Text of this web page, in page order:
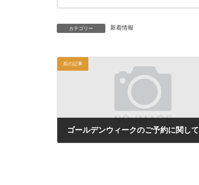
カテゴリー 新着情報
前の記事
ゴールデンウィークのご予約に関して